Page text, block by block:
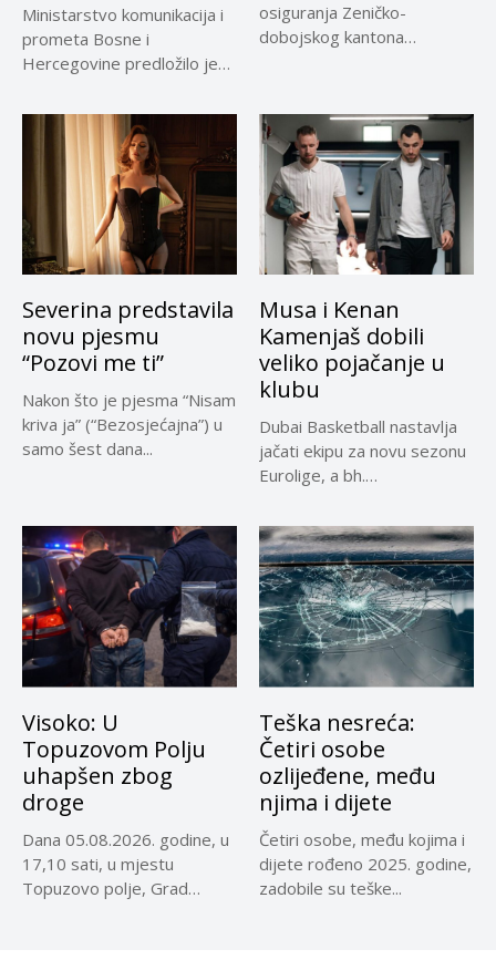
Ministarstvo komunikacija i
prometa Bosne i
Hercegovine predložilo je
privremeno...
osiguranja Zeničko-
dobojskog kantona
Severina predstavila
novu pjesmu
“Pozovi me ti”
Nakon što je pjesma “Nisam
kriva ja” (“Bezosjećajna”) u
samo šest dana...
Musa i Kenan
Kamenjaš dobili
veliko pojačanje u
klubu
Dubai Basketball nastavlja
jačati ekipu za novu sezonu
Eurolige, a bh.
Visoko: U
Topuzovom Polju
uhapšen zbog
droge
Dana 05.08.2026. godine, u
17,10 sati, u mjestu
Topuzovo polje, Grad
Teška nesreća:
Četiri osobe
ozlijeđene, među
njima i dijete
Četiri osobe, među kojima i
dijete rođeno 2025. godine,
zadobile su teške...